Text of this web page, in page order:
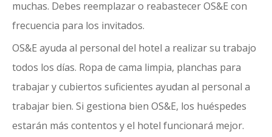
muchas. Debes reemplazar o reabastecer OS&E con
frecuencia para los invitados.
OS&E ayuda al personal del hotel a realizar su trabajo
todos los días. Ropa de cama limpia, planchas para
trabajar y cubiertos suficientes ayudan al personal a
trabajar bien. Si gestiona bien OS&E, los huéspedes
estarán más contentos y el hotel funcionará mejor.